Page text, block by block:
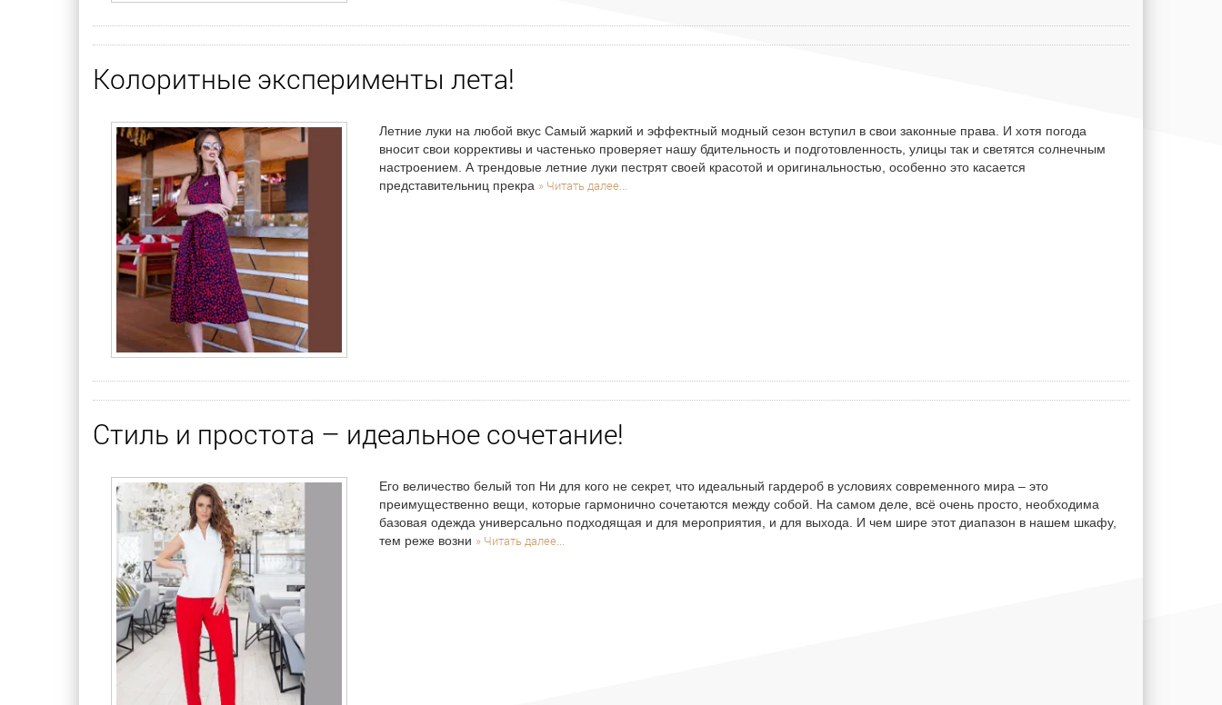
Колоритные эксперименты лета!
Летние луки на любой вкус Самый жаркий и эффектный модный сезон вступил в свои законные права. И хотя погода
вносит свои коррективы и частенько проверяет нашу бдительность и подготовленность, улицы так и светятся солнечным
настроением. А трендовые летние луки пестрят своей красотой и оригинальностью, особенно это касается
представительниц прекра » Читать далее...
Стиль и простота – идеальное сочетание!
Его величество белый топ Ни для кого не секрет, что идеальный гардероб в условиях современного мира – это
преимущественно вещи, которые гармонично сочетаются между собой. На самом деле, всё очень просто, необходима
базовая одежда универсально подходящая и для мероприятия, и для выхода. И чем шире этот диапазон в нашем шкафу,
тем реже возни » Читать далее...